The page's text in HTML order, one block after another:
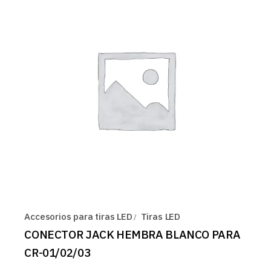
Accesorios para tiras LED Tiras LED
CONECTOR JACK HEMBRA BLANCO PARA
CR-01/02/03